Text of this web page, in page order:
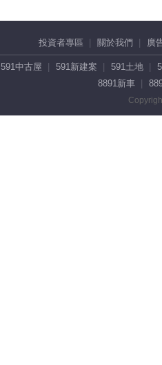
投資者專區 關於我們 廣
591中古屋 591新建案 591土地
8891新車